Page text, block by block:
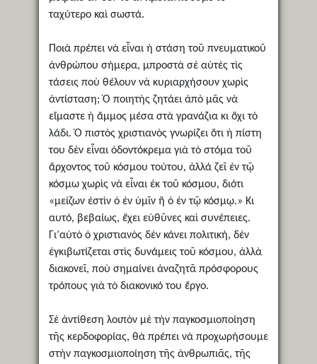
ταχύτερο καὶ σωστά.
Ποιὰ πρέπει νὰ εἶναι ἡ στάση τοῦ πνευματικοῦ
ἀνθρώπου σήμερα, μπροστὰ σὲ αὐτὲς τὶς
τάσεις ποὺ θέλουν νὰ κυριαρχήσουν χωρὶς
ἀντίσταση; Ὁ ποιητὴς ζητάει ἀπὸ μᾶς νὰ
εἴμαστε ἡ ἄμμος μέσα στὰ γρανάζια κι ὄχι τὸ
λάδι. Ὁ πιστὸς χριστιανὸς γνωρίζει ὅτι ἡ πίστη
του δὲν εἶναι ὀδοντόκρεμα γιὰ τὸ στόμα τοῦ
ἄρχοντος τοῦ κόσμου τούτου, ἀλλά ζεῖ ἐν τῷ
κόσμω χωρὶς νὰ εἶναι ἐκ τοῦ κόσμου, διότι
«μείζων ἐστὶν ὁ ἐν ὑμῖν ἢ ὁ ἐν τῷ κόσμῳ.» Κι
αυτό, βεβαίως, ἔχει εὐθῦνες καὶ συνέπειες.
Γι’αὐτὸ ὁ χριστιανὸς δὲν κάνει πολιτική, δὲν
ἐγκιβωτίζεται στὶς δυνάμεις τοῦ κόσμου, ἀλλὰ
διακονεῖ, ποὺ σημαίνει ἀναζητᾶ πρόσφορους
τρόπους γιὰ τὸ διακονικό του ἔργο.
Σὲ ἀντίθεση λοιπὸν μὲ τὴν παγκοσμιοποίηση
τῆς κερδοφορίας, θὰ πρέπει νὰ προχωρήσουμε
στὴν παγκοσμιοποίηση τῆς ἀνθρωπιᾶς, τῆς